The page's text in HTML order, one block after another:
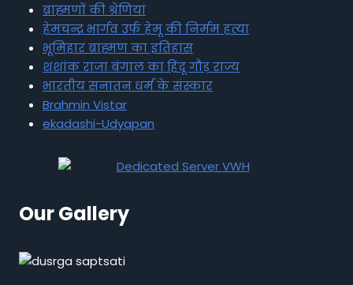
ब्राह्मणों की श्रेणियां
हेमचन्द्र भार्गव उर्फ हेमू की निर्मम हत्या
भूमिहार ब्राह्मण का इतिहास
शशांक राजा बंगाल का हिंदू गौड़ राज्य
भारतीय सनातन धर्म के संस्कार
Brahmin Vistar
ekadashi-Udyapan
Our Gallery